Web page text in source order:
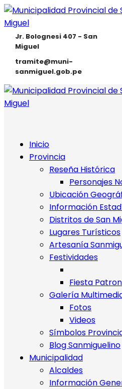
Jr. Bolognesi 407 - San
Miguel
tramite@muni-
sanmiguel.gob.pe
Inicio
Provincia
Reseña Histórica
Personajes
Ubicación
Información
Distritos de San
Lugares Turísticos
Artesanía
Festividades
Fiesta
Galería
Fotos
Videos
Símbolos
Blog Sanmiguelino
Municipalidad
Alcaldes
Información